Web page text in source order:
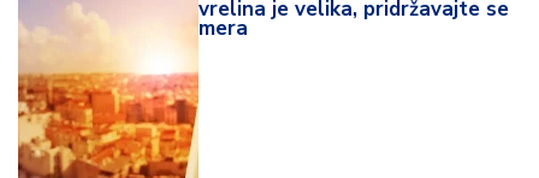
vrelina je velika, pridržavajte se
mera